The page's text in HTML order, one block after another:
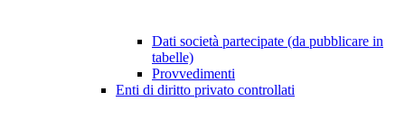
Dati società partecipate (da pubblicare in
tabelle)
Provvedimenti
Enti di diritto privato controllati